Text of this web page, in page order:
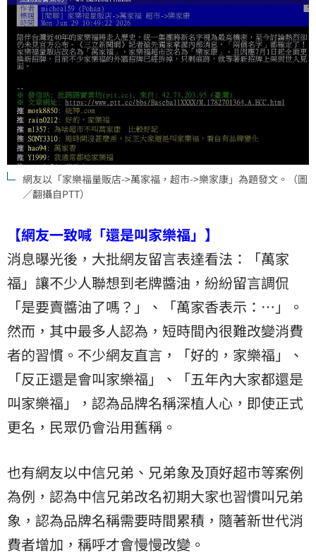
網友以「家樂福量販店->萬家福，超市->樂家康」為題發文。（圖
／翻攝自PTT）
【網友一致喊「還是叫家樂福」】
消息曝光後，大批網友留言表達看法：「萬家
福」讓不少人聯想到老牌醬油，紛紛留言調侃
「是要賣醬油了嗎？」、「萬家香表示：…」。
然而，其中最多人認為，短時間內很難改變消費
者的習慣。不少網友直言，「好的，家樂福」、
「反正還是會叫家樂福」、「五年內大家都還是
叫家樂福」，認為品牌名稱深植人心，即使正式
更名，民眾仍會沿用舊稱。
也有網友以中信兄弟、兄弟象及頂好超市等案例
為例，認為中信兄弟改名初期大家也習慣叫兄弟
象，認為品牌名稱需要時間累積，隨著新世代消
費者增加，稱呼才會慢慢改變。